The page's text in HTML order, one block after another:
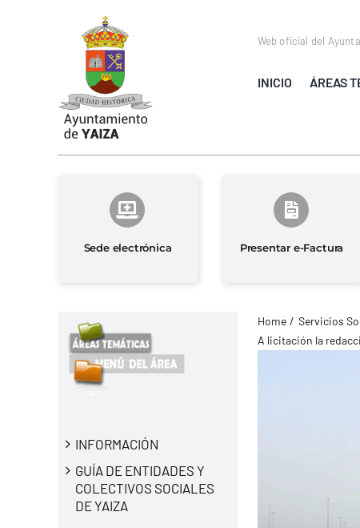
Web oficial del
INICIO ÁREAS
Sede electrónica Presentar e-Factura
INFORMACIÓN
GUÍA DE ENTIDADES Y
COLECTIVOS SOCIALES
DE YAIZA
Home Servicios
A licitación la